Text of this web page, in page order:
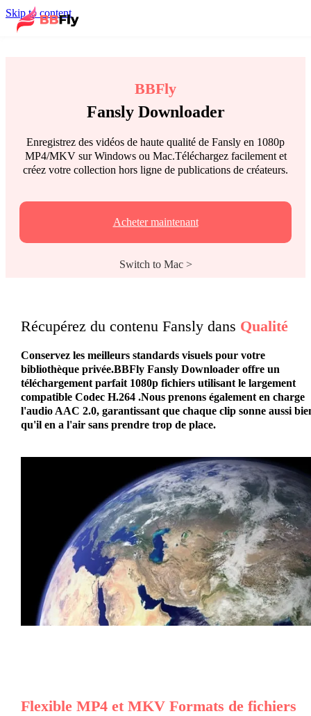
Skip to content
BBFly
Fansly Downloader
Enregistrez des vidéos de haute qualité de Fansly en 1080p
MP4/MKV sur Windows ou Mac.Téléchargez facilement et
créez votre collection hors ligne de publications de créateurs.
Acheter maintenant
Switch to Mac >
Récupérez du contenu Fansly dans Qualité
Conservez les meilleurs standards visuels pour votre
bibliothèque privée.BBFly Fansly Downloader offre un
téléchargement parfait 1080p fichiers utilisant le largement
compatible Codec H.264 .Nous prenons également en charge
l'audio AAC 2.0, garantissant que chaque clip sonne aussi
qu'il en a l'air sans prendre trop de place.
Flexible MP4 et MKV Formats de fichiers